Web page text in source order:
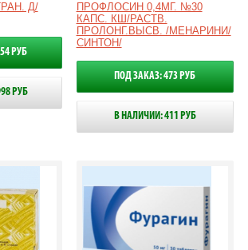
Д/
РУБ
РУБ
ПРОФЛОСИН 0,4МГ. №30
КАПС. КШ/РАСТВ.
ПРОЛОНГ.ВЫСВ. /МЕНАРИНИ/
СИНТОН/
ПОД ЗАКАЗ: 473 РУБ
В НАЛИЧИИ: 411 РУБ